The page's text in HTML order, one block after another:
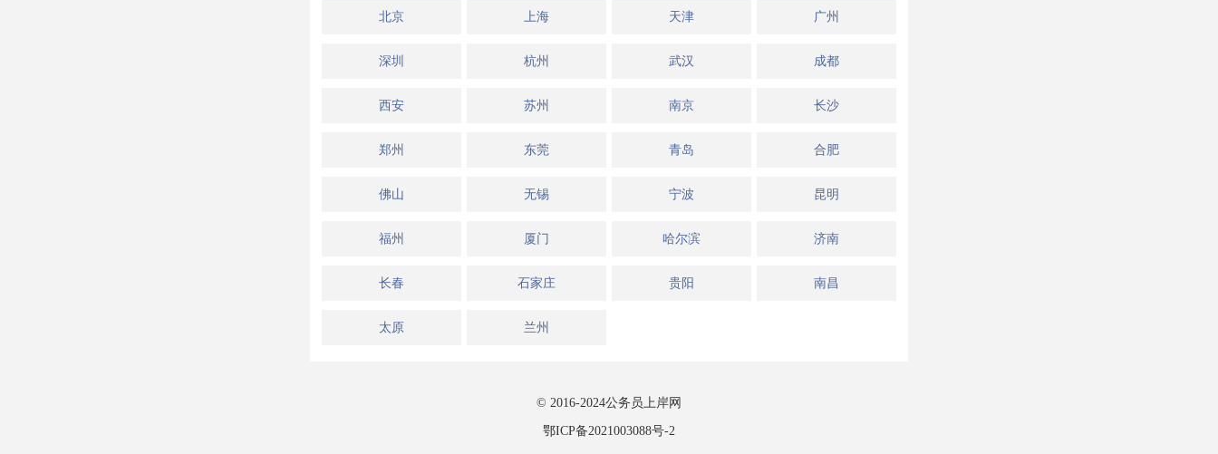
北京 上海 天津 广州
深圳 杭州 武汉 成都
西安 苏州 南京 长沙
郑州 东莞 青岛 合肥
佛山 无锡 宁波 昆明
福州 厦门 哈尔滨 济南
长春 石家庄 贵阳 南昌
太原 兰州
© 2016-2024公务员上岸网
鄂ICP备2021003088号-2